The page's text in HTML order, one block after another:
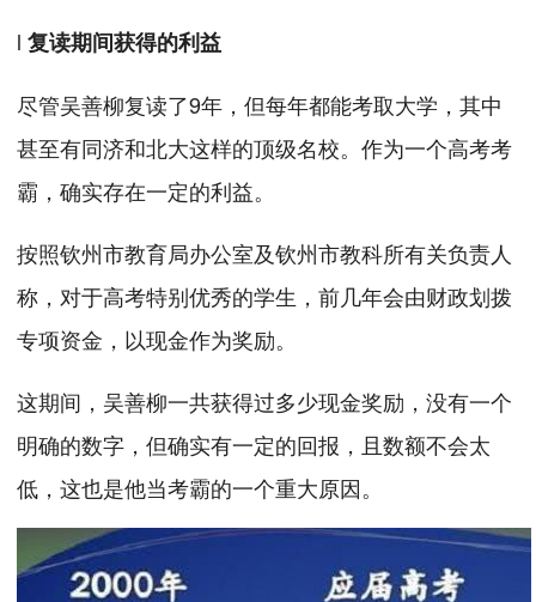
l复读期间获得的利益
尽管吴善柳复读了9年，但每年都能考取大学，其中
甚至有同济和北大这样的顶级名校。作为一个高考考
霸，确实存在一定的利益。
按照钦州市教育局办公室及钦州市教科所有关负责人
称，对于高考特别优秀的学生，前几年会由财政划拨
专项资金，以现金作为奖励。
这期间，吴善柳一共获得过多少现金奖励，没有一个
明确的数字，但确实有一定的回报，且数额不会太
低，这也是他当考霸的一个重大原因。